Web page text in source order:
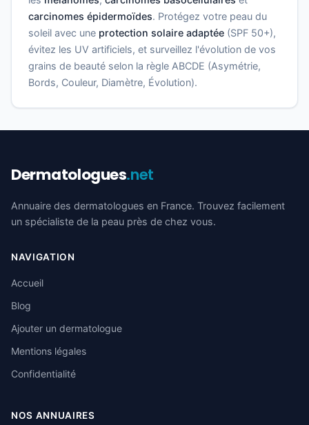
carcinomes épidermoïdes. Protégez votre peau du
soleil avec une protection solaire adaptée (SPF 50+),
évitez les UV artificiels, et surveillez l'évolution de vos
grains de beauté selon la règle ABCDE (Asymétrie,
Bords, Couleur, Diamètre, Évolution).
Dermatologues.net
Annuaire des dermatologues en France. Trouvez facilement
un spécialiste de la peau près de chez vous.
NAVIGATION
Accueil
Blog
Ajouter un dermatologue
Mentions légales
Confidentialité
NOS ANNUAIRES